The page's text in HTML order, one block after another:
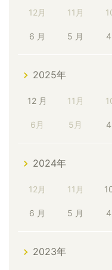
12月 11月
6 月 5 月
2025年
12 月 11月
6月 5月
2024年
12月 11月
6 月 5 月
2023年